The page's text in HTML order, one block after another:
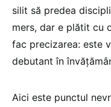
silit să predea
mers, dar e plătit cu
fac precizarea: este
debutant în
Aici este punctul